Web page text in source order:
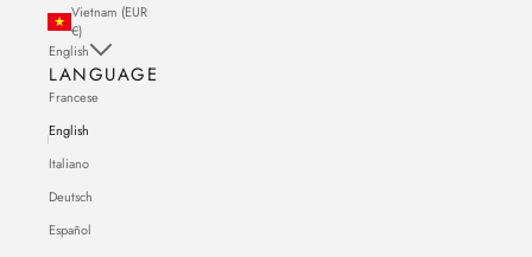
Vietnam (EUR
€)
English
LANGUAGE
Francese
English
Italiano
Deutsch
Español